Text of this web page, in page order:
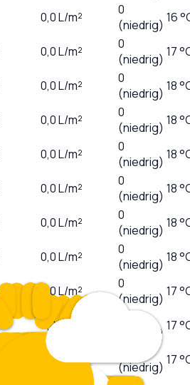
0,0L/m²
0
(niedrig) 16
0,0L/m²
0
(niedrig) 17
0,0L/m²
0
(niedrig) 18
0,0L/m²
0
(niedrig) 18
0,0L/m²
0
(niedrig) 18
0,0L/m²
0
(niedrig) 18
0,0L/m²
0
(niedrig) 18
0,0L/m²
0
(niedrig) 18
0,0L/m²
0
(niedrig) 17
0,0L/m²
(niedrig)17
0,0L/m²
(niedrig) 17